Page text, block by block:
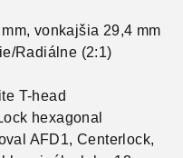
vonkajšia 29,4 mm
Radiálne (2:1)
T-head
hexagonal
AFD1, Centerlock,